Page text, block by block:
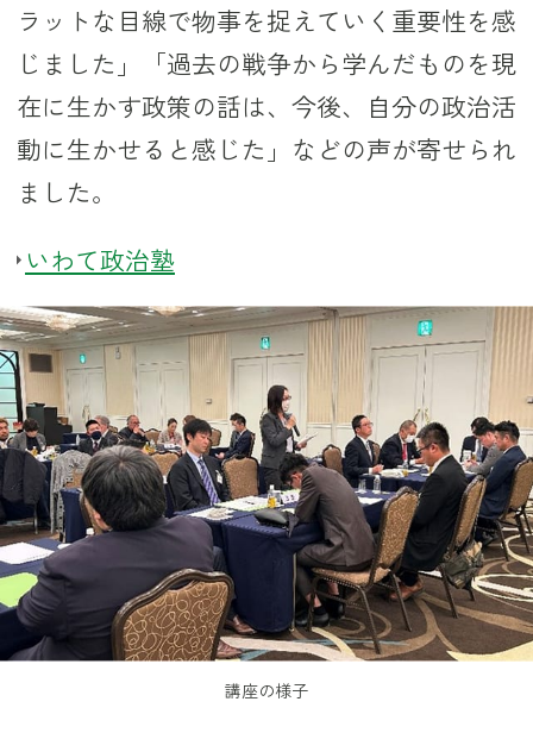
ラットな目線で物事を捉えていく重要性を感
じました」「過去の戦争から学んだものを現
在に生かす政策の話は、今後、自分の政治活
動に生かせると感じた」などの声が寄せられ
ました。
いわて政治塾
講座の様子